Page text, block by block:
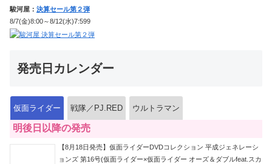
駿河屋： 決算セール第２弾
8/7(金)8:00～8/12(水)7:599
発売日カレンダー
仮面ライダー 戦隊／PJ.RED ウルトラマン
明後日以降の発売
【8月18日発売】仮面ライダーDVDコレクション 平成ジェネレーシ
ョンズ 第16号(仮面ライダー×仮面ライダー オーズ＆ダブルfeat.スカ